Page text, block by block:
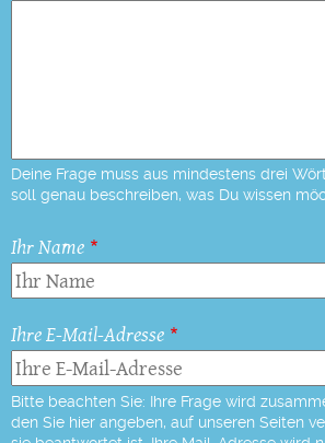
Deine Frage muss aus mindestens drei
soll genau beschreiben, was Du wissen
Ihr Name
Ihre E-Mail-Adresse
Bitte beachten Sie: Ihre Frage wird
den Sie hier angeben, auf unseren Seiten